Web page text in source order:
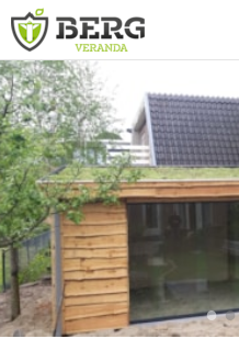
Berg Veranda, uw veranda
Home Zoeken
●●